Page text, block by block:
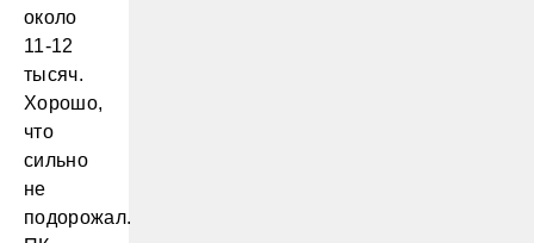
около
11-12
тысяч.
Хорошо,
что
сильно
не
подорожал.